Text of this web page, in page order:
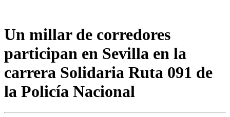
Un millar de corredores
participan en Sevilla en la
carrera Solidaria Ruta 091 de
la Policía Nacional